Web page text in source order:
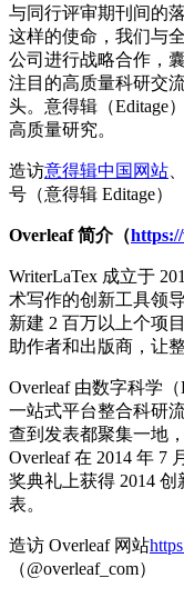
与同行评审期刊间的
这样的使命，我们与
公司进行战略合作，
注目的高质量科研交
头。意得辑（Editage
高质量研究。
造访意得辑中国网站
号（意得辑 Editage）
Overleaf简介（
WriterLaTex 成立于
术写作的创新工具领
新建 2 百万以上个项
助作者和出版商，让
Overleaf 由数字科学
一站式平台整合科研
查到发表都聚集一地
Overleaf 在 2014 年 7
奖典礼上获得 2014
表。
造访 Overleaf 网站
（@overleaf_com）